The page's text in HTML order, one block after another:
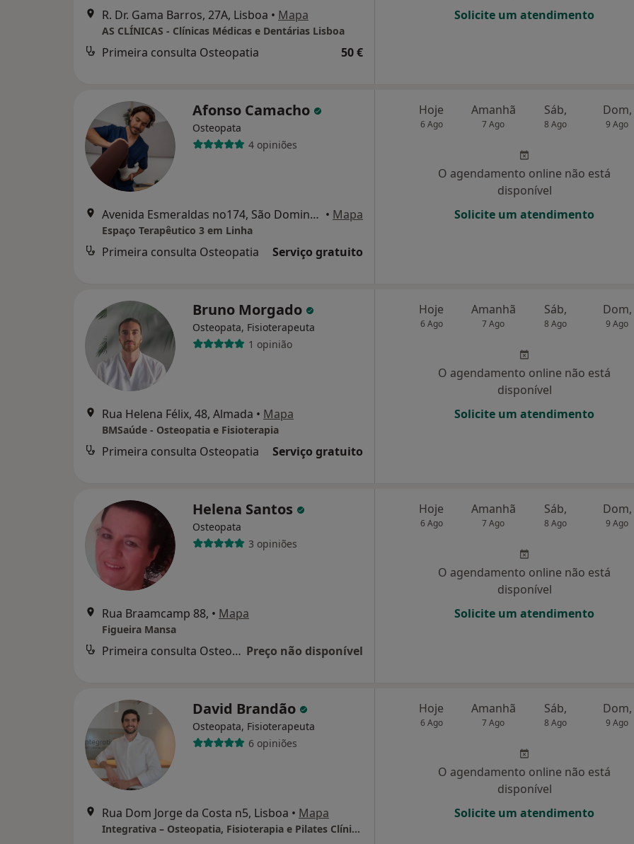
R. Dr. Gama Barros, 27A, Lisboa • Mapa
AS CLÍNICAS - Clínicas Médicas e Dentárias Lisboa
Primeira consulta Osteopatia 50 €
Solicite um atendimento
Afonso Camacho
Osteopata
4 opiniões
Avenida Esmeraldas no174, São Domingos de Rana • Mapa
Espaço Terapêutico 3 em Linha
Primeira consulta Osteopatia Serviço gratuito
Hoje
6 Ago
Amanhã
7 Ago
Sáb,
8 Ago
Dom,
9 Ago
O agendamento online não está
disponível
Solicite um atendimento
Bruno Morgado
Osteopata, Fisioterapeuta
1 opinião
Rua Helena Félix, 48, Almada • Mapa
BMSaúde - Osteopatia e Fisioterapia
Primeira consulta Osteopatia Serviço gratuito
Hoje
6 Ago
Amanhã
7 Ago
Sáb,
8 Ago
Dom,
9 Ago
O agendamento online não está
disponível
Solicite um atendimento
Helena Santos
Osteopata
3 opiniões
Rua Braamcamp 88, • Mapa
Figueira Mansa
Primeira consulta Osteopatia Preço não disponível
Hoje
6 Ago
Amanhã
7 Ago
Sáb,
8 Ago
Dom,
9 Ago
O agendamento online não está
disponível
Solicite um atendimento
David Brandão
Osteopata, Fisioterapeuta
6 opiniões
Rua Dom Jorge da Costa n5, Lisboa • Mapa
Integrativa – Osteopatia, Fisioterapia e Pilates Clínico | Restelo, Lisboa
Hoje
6 Ago
Amanhã
7 Ago
Sáb,
8 Ago
Dom,
9 Ago
O agendamento online não está
disponível
Solicite um atendimento